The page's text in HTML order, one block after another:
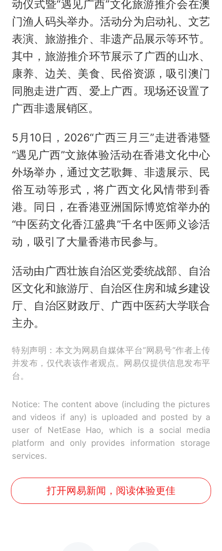
动仪式暨“遇见广西”文化旅游推介会在澳
门渔人码头举办。活动分为启动礼、文艺
表演、旅游推介、非遗产品展示等环节。
其中，旅游推介环节展示了广西的山水、
康养、边关、美食、民俗资源，吸引澳门
同胞走进广西、爱上广西。现场还设置了
广西非遗展销区。
5月10日，2026“广西三月三”走进香港暨
“遇见广西”文旅体验活动在香港文化中心
外场举办，通过文艺歌舞、非遗展示、民
俗互动等形式，将广西文化风情带到香
港。同日，在香港亚洲国际博览馆举办的
“中医药文化香江盛典”千名中医师义诊活
动，吸引了大量香港市民参与。
活动由广西壮族自治区党委统战部、自治
区文化和旅游厅、自治区住房和城乡建设
厅、自治区财政厅、广西中医药大学联合
主办。
特别声明：本文为网易自媒体平台“网易号”作者上传
并发布，仅代表该作者观点。网易仅提供信息发布平
台。
Notice: The content above (including the pictures
and videos if any) is uploaded and posted by a
user of NetEase Hao, which is a social media
platform and only provides information storage
services.
打开网易新闻，阅读体验更佳